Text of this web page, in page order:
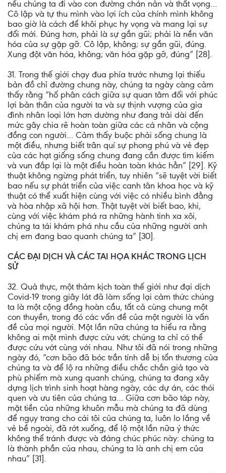
nếu chúng ta đi vào con đường chán nản và thất vọng…
Cô lập và tự thu mình vào lợi ích của chính mình không
bao giờ là cách để khôi phục hy vọng và mang lại sự
đổi mới. Đúng hơn, phải là sự gần gũi; phải là nền văn
hóa của sự gặp gỡ. Cô lập, không; sự gần gũi, đúng.
Xung đột văn hóa, không; văn hóa gặp gỡ, đúng” [28].
31. Trong thế giới chạy đua phía trước nhưng lại thiếu
bản đồ chỉ đường chung này, chúng ta ngày càng cảm
thấy rằng “hố phân cách giữa sự quan tâm đối với phúc
lợi bản thân của người ta và sự thịnh vượng của gia
đình nhân loại lớn hơn dường như đang trải dài đến
mức gây chia rẽ hoàn toàn giữa các cá nhân và cộng
đồng con người… Cảm thấy buộc phải sống chung là
một điều, nhưng biết trân quí sự phong phú và vẻ đẹp
của các hạt giống sống chung đang cần được tìm kiếm
và vun đắp lại là một điều hoàn toàn khác hẳn” [29]. Kỹ
thuật không ngừng phát triển, tuy nhiên “sẽ tuyệt vời biết
bao nếu sự phát triển của việc canh tân khoa học và kỹ
thuật có thể xuất hiện cùng với việc có nhiều bình đẳng
và hòa nhập xã hội hơn. Thật tuyệt vời biết bao, khi,
cùng với việc khám phá ra những hành tinh xa xôi,
chúng ta tái khám phá nhu cầu của những người anh
chị em đang bao quanh chúng ta” [30].
CÁC ĐẠI DỊCH VÀ CÁC TAI HỌA KHÁC TRONG LỊCH
SỬ
32. Quả thực, một thảm kịch toàn thế giới như đại dịch
Covid-19 trong giây lát đã làm sống lại cảm thức chúng
ta là một cộng đồng hoàn cầu, tất cả cùng chung một
con thuyền, trong đó các vấn đề của một người là vấn
đề của mọi người. Một lần nữa chúng ta hiểu ra rằng
không ai một mình được cứu vớt; chúng ta chỉ có thể
được cứu vớt cùng với nhau. Như tôi đã nói trong những
ngày đó, “cơn bão đã bóc trần tính dễ bị tổn thương của
chúng ta và để lộ ra những điều chắc chắn giả tạo và
phù phiếm mà xung quanh chúng, chúng ta đang xây
dựng lịch trình sinh hoạt hàng ngày, các dự án, các thói
quen và ưu tiên của chúng ta… Giữa cơn bão táp này,
mặt tiền của những khuôn mẫu mà chúng ta đã dùng
để ngụy trang cho cái tôi của chúng ta, luôn lo lắng về
vẻ bề ngoài, đã rớt xuống, để lộ một lần nữa ý thức
không thể tránh được và đáng chúc phúc này: chúng ta
là thành phần của nhau, chúng ta là anh chị em của
nhau” [31].